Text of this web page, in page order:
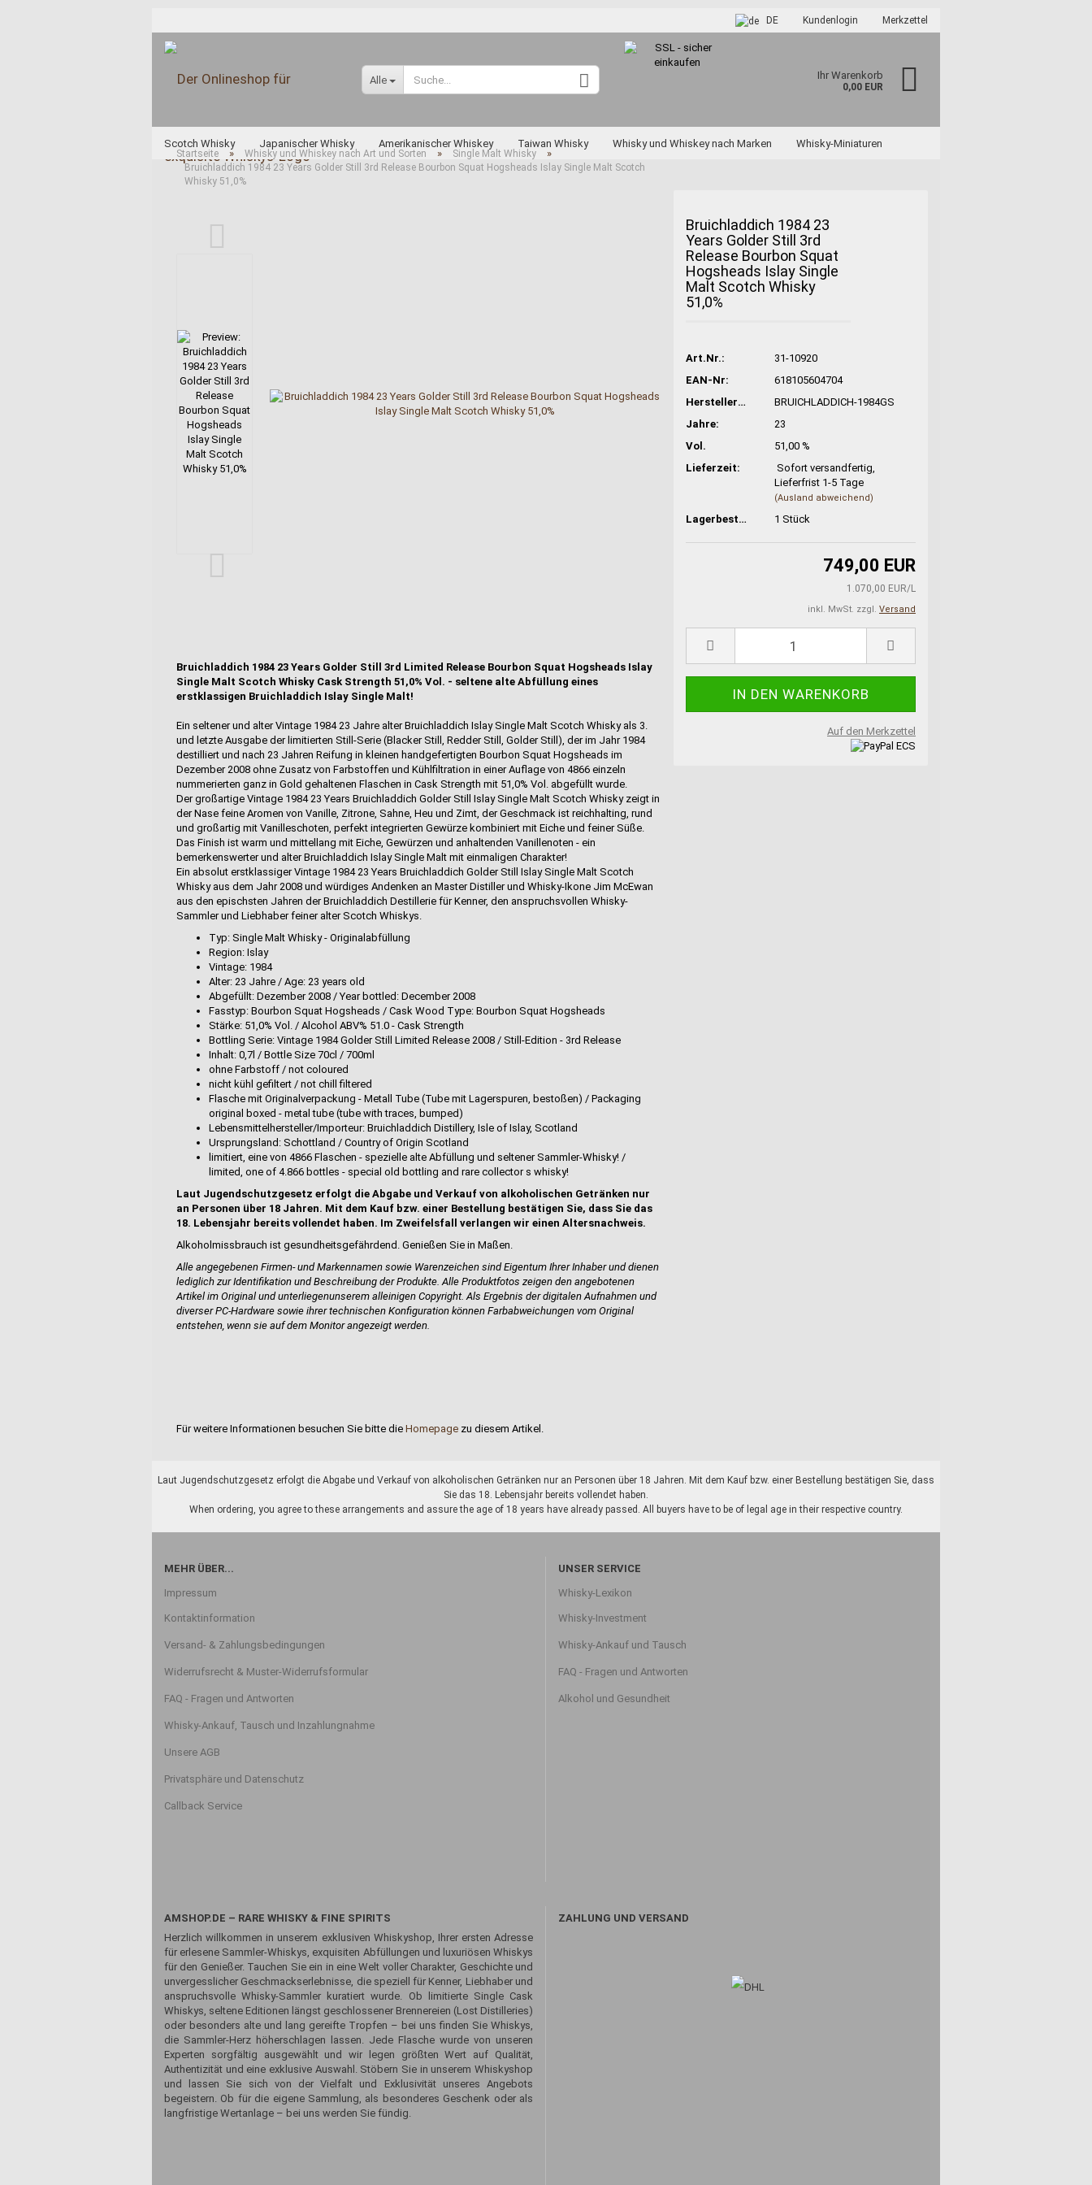
DE
Sprache auswählen
Kundenlogin
Konto erstellen
Passwort vergessen?
Merkzettel
Alle Ihr Warenkorb
0,00 EUR
Scotch Whisky Japanischer Whisky Amerikanischer Whiskey Taiwan Whisky Whisky und Whiskey nach Marken Whisky-Miniaturen
Unabhängige Abfüller Whisky und Whiskey nach Art und Sorten Diverse Raritäten
Startseite » Whisky und Whiskey nach Art und Sorten » Single Malt Whisky »
Bruichladdich 1984 23 Years Golder Still 3rd Release Bourbon Squat Hogsheads Islay Single Malt Scotch
Whisky 51,0%
Bruichladdich 1984 23
Years Golder Still 3rd
Release Bourbon Squat
Hogsheads Islay Single
Malt Scotch Whisky
51,0%
Art.Nr.:
31-10920
EAN-Nr:
618105604704
Hersteller-Nr:
BRUICHLADDICH-1984GS
Jahre:
23
Vol.
51,00 %
Lieferzeit:
Sofort versandfertig,
Lieferfrist 1-5 Tage
(Ausland abweichend)
Lagerbestand: 1Stück
749,00 EUR
1.070,00 EUR/L
inkl. MwSt. zzgl. Versand
Auf den Merkzettel
Bruichladdich 1984 23 Years Golder Still 3rd Limited Release Bourbon Squat Hogsheads Islay
Single Malt Scotch Whisky Cask Strength 51,0% Vol. - seltene alte Abfüllung eines
erstklassigen Bruichladdich Islay Single Malt!
Ein seltener und alter Vintage 1984 23 Jahre alter Bruichladdich Islay Single Malt Scotch Whisky als 3.
und letzte Ausgabe der limitierten Still-Serie (Blacker Still, Redder Still, Golder Still), der im Jahr 1984
destilliert und nach 23 Jahren Reifung in kleinen handgefertigten Bourbon Squat Hogsheads im
Dezember 2008 ohne Zusatz von Farbstoffen und Kühlfiltration in einer Auflage von 4866 einzeln
nummerierten ganz in Gold gehaltenen Flaschen in Cask Strength mit 51,0% Vol. abgefüllt wurde.
Der großartige Vintage 1984 23 Years Bruichladdich Golder Still Islay Single Malt Scotch Whisky zeigt in
der Nase feine Aromen von Vanille, Zitrone, Sahne, Heu und Zimt, der Geschmack ist reichhalting, rund
und großartig mit Vanilleschoten, perfekt integrierten Gewürze kombiniert mit Eiche und feiner Süße.
Das Finish ist warm und mittellang mit Eiche, Gewürzen und anhaltenden Vanillenoten - ein
bemerkenswerter und alter Bruichladdich Islay Single Malt mit einmaligen Charakter!
Ein absolut erstklassiger Vintage 1984 23 Years Bruichladdich Golder Still Islay Single Malt Scotch
Whisky aus dem Jahr 2008 und würdiges Andenken an Master Distiller und Whisky-Ikone Jim McEwan
aus den epischsten Jahren der Bruichladdich Destillerie für Kenner, den anspruchsvollen Whisky-
Sammler und Liebhaber feiner alter Scotch Whiskys.
Typ: Single Malt Whisky - Originalabfüllung
Region: Islay
Vintage: 1984
Alter: 23 Jahre / Age: 23 years old
Abgefüllt: Dezember 2008 / Year bottled: December 2008
Fasstyp: Bourbon Squat Hogsheads / Cask Wood Type: Bourbon Squat Hogsheads
Stärke: 51,0% Vol. / Alcohol ABV% 51.0 - Cask Strength
Bottling Serie: Vintage 1984 Golder Still Limited Release 2008 / Still-Edition - 3rd Release
Inhalt: 0,7l / Bottle Size 70cl / 700ml
ohne Farbstoff / not coloured
nicht kühl gefiltert / not chill filtered
Flasche mit Originalverpackung - Metall Tube (Tube mit Lagerspuren, bestoßen) / Packaging
original boxed - metal tube (tube with traces, bumped)
Lebensmittelhersteller/Importeur: Bruichladdich Distillery, Isle of Islay, Scotland
Ursprungsland: Schottland / Country of Origin Scotland
limitiert, eine von 4866 Flaschen - spezielle alte Abfüllung und seltener Sammler-Whisky! /
limited, one of 4.866 bottles - special old bottling and rare collector s whisky!
Laut Jugendschutzgesetz erfolgt die Abgabe und Verkauf von alkoholischen Getränken nur
an Personen über 18 Jahren. Mit dem Kauf bzw. einer Bestellung bestätigen Sie, dass Sie das
18. Lebensjahr bereits vollendet haben. Im Zweifelsfall verlangen wir einen Altersnachweis.
Alkoholmissbrauch ist gesundheitsgefährdend. Genießen Sie in Maßen.
Alle angegebenen Firmen- und Markennamen sowie Warenzeichen sind Eigentum Ihrer Inhaber und dienen
lediglich zur Identifikation und Beschreibung der Produkte.Alle Produktfotos zeigen den angebotenen
Artikel im Original und unterliegenunserem alleinigen Copyright. Als Ergebnis der digitalen Aufnahmen und
diverser PC-Hardware sowie ihrer technischen Konfiguration können Farbabweichungen vom Original
entstehen, wenn sie auf dem Monitor angezeigt werden.
Für weitere Informationen besuchen Sie bitte die Homepage zu diesem Artikel.
Laut Jugendschutzgesetz erfolgt die Abgabe und Verkauf von alkoholischen Getränken nur an Personen über 18 Jahren. Mit dem Kauf bzw. einer Bestellung bestätigen Sie, dass
Sie das 18. Lebensjahr bereits vollendet haben.
When ordering, you agree to these arrangements and assure the age of 18 years have already passed. All buyers have to be of legal age in their respective country.
MEHR ÜBER...
Impressum
Kontaktinformation
Versand- & Zahlungsbedingungen
Widerrufsrecht & Muster-Widerrufsformular
FAQ - Fragen und Antworten
Whisky-Ankauf, Tausch und Inzahlungnahme
Unsere AGB
Privatsphäre und Datenschutz
Callback Service
UNSER SERVICE
Whisky-Lexikon
Whisky-Investment
Whisky-Ankauf und Tausch
FAQ - Fragen und Antworten
Alkohol und Gesundheit
AMSHOP.DE – RARE WHISKY & FINE SPIRITS
Herzlich willkommen in unserem exklusiven Whiskyshop, Ihrer ersten Adresse
für erlesene Sammler-Whiskys, exquisiten Abfüllungen und luxuriösen Whiskys
für den Genießer. Tauchen Sie ein in eine Welt voller Charakter, Geschichte und
unvergesslicher Geschmackserlebnisse, die speziell für Kenner, Liebhaber und
anspruchsvolle Whisky-Sammler kuratiert wurde. Ob limitierte Single Cask
Whiskys, seltene Editionen längst geschlossener Brennereien (Lost Distilleries)
oder besonders alte und lang gereifte Tropfen – bei uns finden Sie Whiskys,
die Sammler-Herz höherschlagen lassen. Jede Flasche wurde von unseren
Experten sorgfältig ausgewählt und wir legen größten Wert auf Qualität,
Authentizität und eine exklusive Auswahl. Stöbern Sie in unserem Whiskyshop
und lassen Sie sich von der Vielfalt und Exklusivität unseres Angebots
begeistern. Ob für die eigene Sammlung, als besonderes Geschenk oder als
langfristige Wertanlage – bei uns werden Sie fündig.
ZAHLUNG UND VERSAND